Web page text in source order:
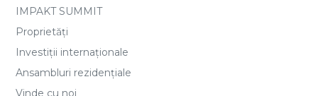
IMPAKT SUMMIT
Proprietăți
Investiții internaționale
Ansambluri rezidențiale
Vinde cu noi